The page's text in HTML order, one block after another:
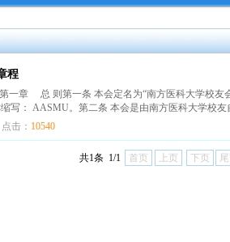
程
一章 总 则第一条 本会定名为“南方医科大学校友会
缩写： AASMU。第二条 本会是由南方医科大学校友
点击： 10540
共1条 1/1 首页 上页 下页